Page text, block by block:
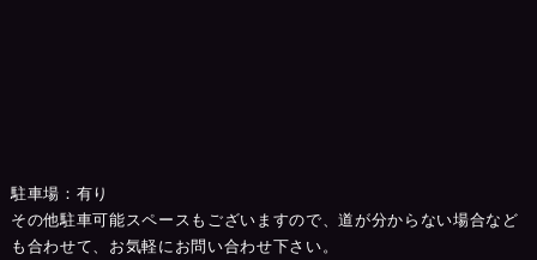
駐車場：有り
その他駐車可能スペースもございますので、道が分からない場合など
も合わせて、お気軽にお問い合わせ下さい。